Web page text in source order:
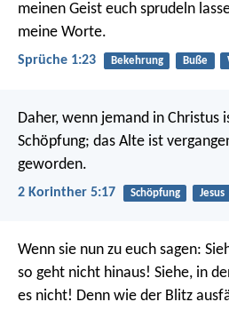
meinen Geist euch sprudeln
meine Worte.
Sprüche 1:23 Bekehrung Buße
Daher, wenn jemand in Christus
Schöpfung; das Alte ist
geworden.
2 Korinther 5:17 Schöpfung Jesus
Wenn sie nun zu euch sagen:
so geht nicht hinaus! Siehe, in
es nicht! Denn wie der Blitz